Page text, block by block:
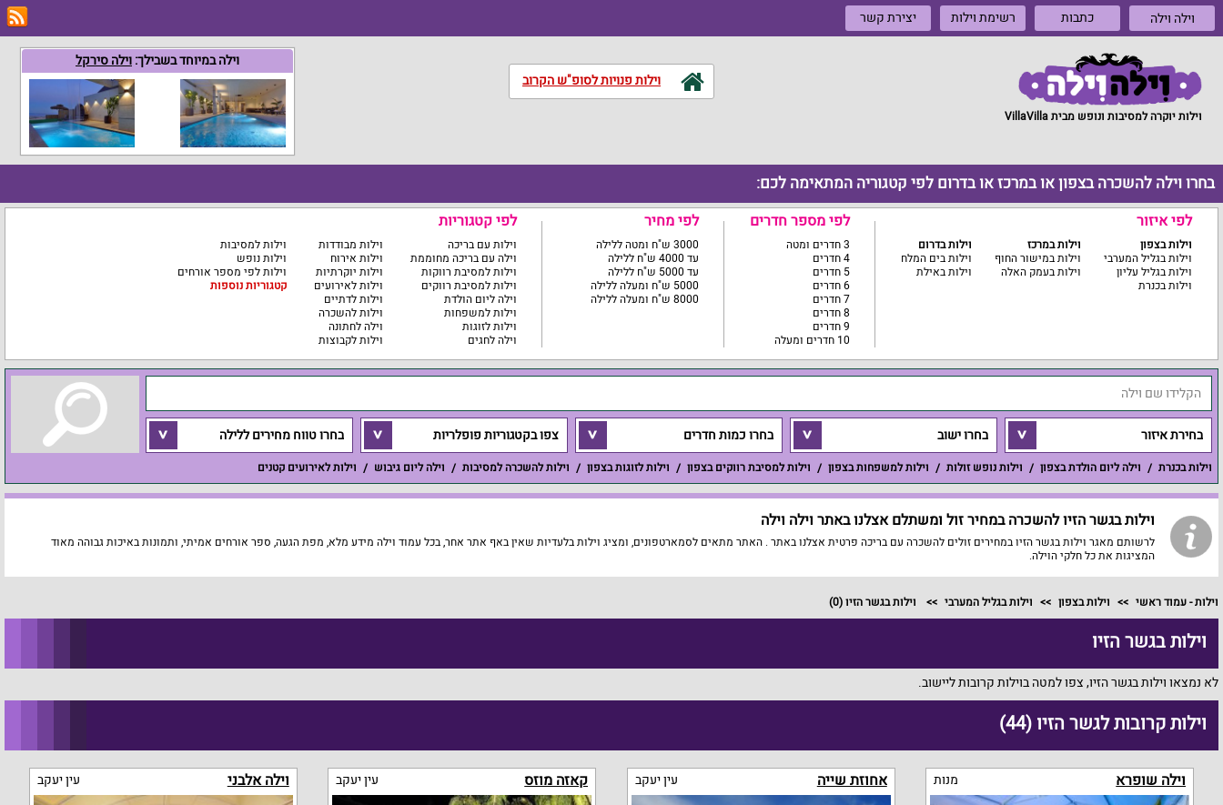
וילה וילה כתבות רשימת וילות יצירת קשר
וילות פנויות לסופ"ש הקרוב
וילה במיוחד בשבילך:וילה סירקל
וילות יוקרה למסיבות ונופש מבית VillaVilla
בחרו וילה להשכרה בצפון או במרכז או בדרום לפי קטגוריה המתאימה לכם:
לפי איזור
וילות בצפון
וילות בגליל המערבי
וילות בגליל עליון
וילות בכנרת
וילות במרכז
וילות במישור החוף
וילות בעמק האלה
וילות בדרום
וילות בים המלח
וילות באילת
לפי מספר חדרים
3 חדרים ומטה
4 חדרים
5 חדרים
6 חדרים
7 חדרים
8 חדרים
9 חדרים
10 חדרים ומעלה
לפי מחיר
3000 ש"ח ומטה ללילה
עד 4000 ש"ח ללילה
עד 5000 ש"ח ללילה
5000 ש"ח ומעלה ללילה
8000 ש"ח ומעלה ללילה
לפי קטגוריות
וילות עם בריכה
וילה עם בריכה מחוממת
וילות למסיבת רווקות
וילות למסיבת רווקים
וילה ליום הולדת
וילות למשפחות
וילות לזוגות
וילה לחגים
וילות מבודדות
וילות אירוח
וילות יוקרתיות
וילות לאירועים
וילות לדתיים
וילות להשכרה
וילה לחתונה
וילות לקבוצות
וילות למסיבות
וילות נופש
וילות לפי מספר אורחים
קטגוריות נוספות
בחירת איזור בחרו ישוב בחרו כמות חדרים צפו בקטגוריות פופלריות בחרו טווח מחירים ללילה
וילות בכנרת וילה ליום הולדת בצפון וילות נופש זולות וילות למשפחות בצפון וילות למסיבת רווקים בצפון וילות לזוגות בצפון וילות להשכרה למסיבות וילה ליום גיבוש וילות לאירועים קטנים
וילות בגשר הזיו להשכרה במחיר זול ומשתלם אצלנו באתר וילה וילה
לרשותם מאגר וילות בגשר הזיו במחירים זולים להשכרה עם בריכה פרטית אצלנו באתר . האתר מתאים לסמארטפונים, ומציג וילות בלעדיות שאין באף אתר אחר, בכל עמוד וילה מידע מלא, מפת הגעה, ספר אורחים אמיתי, ותמונות באיכות גבוהה מאוד
המציגות את כל חלקי הוילה.
וילות - עמוד ראשי וילות בצפון וילות בגליל המערבי וילות בגשר הזיו(0)
וילות בגשר הזיו
לא נמצאו וילות בגשר הזיו, צפו למטה בוילות קרובות ליישוב.
וילות קרובות לגשר הזיו (44)
וילה שופרא מנות אחוזת שייה עין יעקב קאזה מוזס עין יעקב וילה אלבני עין יעקב